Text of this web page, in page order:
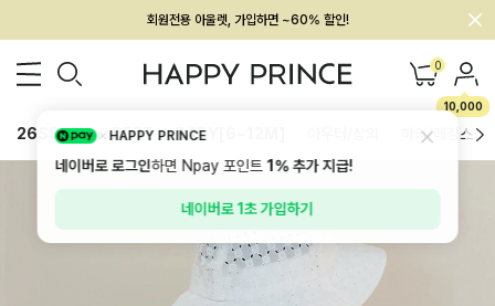
회원전용 아울렛, 가입하면 ~60% 할인!
멤버십 최대 28,000원 혜택 0
10,000
26SS 신상 BEST BABY[6~12M] 하의/레깅스
HAPPY PRINCE
네이버로 로그인하면 Npay 포인트1%추가 지급!
네이버로 1초 가입하기